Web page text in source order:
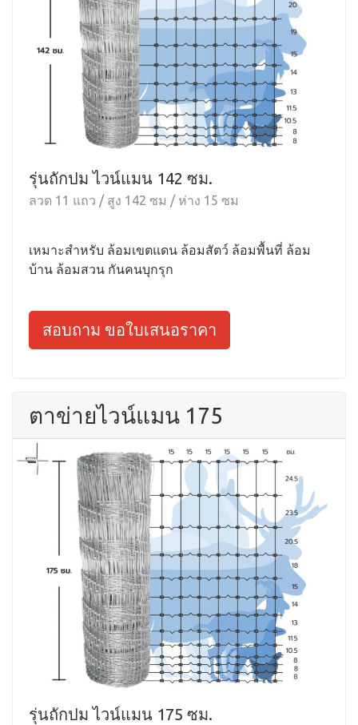
รุ่นถักปม ไวน์แมน 142 ซม.
ลวด 11 แถว / สูง 142 ซม / ห่าง 15 ซม
เหมาะสำหรับ ล้อมเขตแดน ล้อมสัตว์ ล้อมพื้นที่ ล้อม
บ้าน ล้อมสวน กันคนบุกรุก
สอบถาม ขอใบเสนอราคา
ตาข่ายไวน์แมน 175
รุ่นถักปม ไวน์แมน 175 ซม.